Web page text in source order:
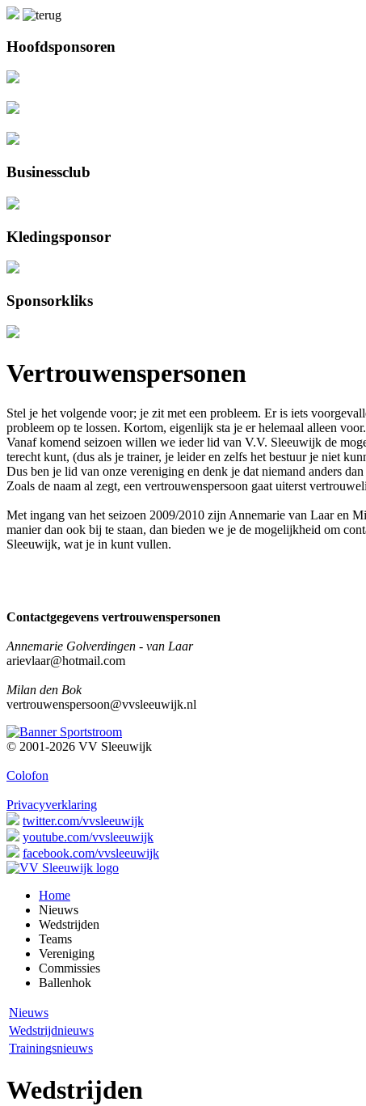
Hoofdsponsoren
Businessclub
Kledingsponsor
Sponsorkliks
Vertrouwenspersonen
Stel je het volgende voor; je zit met een probleem. Er is iets
probleem op te lossen. Kortom, eigenlijk sta je er helemaal alleen voor.
Vanaf komend seizoen willen we ieder lid van V.V. Sleeuwijk de
terecht kunt, (dus als je trainer, je leider en zelfs het bestuur je niet
Dus ben je lid van onze vereniging en denk je dat niemand anders
Zoals de naam al zegt, een vertrouwenspersoon gaat uiterst
Met ingang van het seizoen 2009/2010 zijn Annemarie van Laar en
manier dan ook bij te staan, dan bieden we je de mogelijkheid om
Sleeuwijk, wat je in kunt vullen.
Contactgegevens vertrouwenspersonen
Annemarie Golverdingen - van Laar
arievlaar@hotmail.com
Milan den Bok
vertrouwenspersoon@vvsleeuwijk.nl
© 2001-2026 VV Sleeuwijk
Colofon
Privacyverklaring
twitter.com/vvsleeuwijk
youtube.com/vvsleeuwijk
facebook.com/vvsleeuwijk
Home
Nieuws
Wedstrijden
Teams
Vereniging
Commissies
Ballenhok
Nieuws
Wedstrijdnieuws
Trainingsnieuws
Wedstrijden